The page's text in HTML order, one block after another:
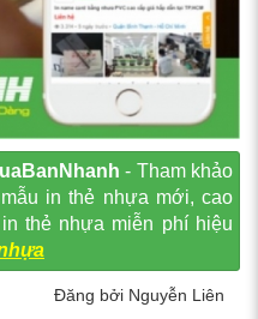
- Tham khảo
in thẻ nhựa mới, cao
thẻ nhựa miễn phí hiệu
Đăng bởi Nguyễn Liên